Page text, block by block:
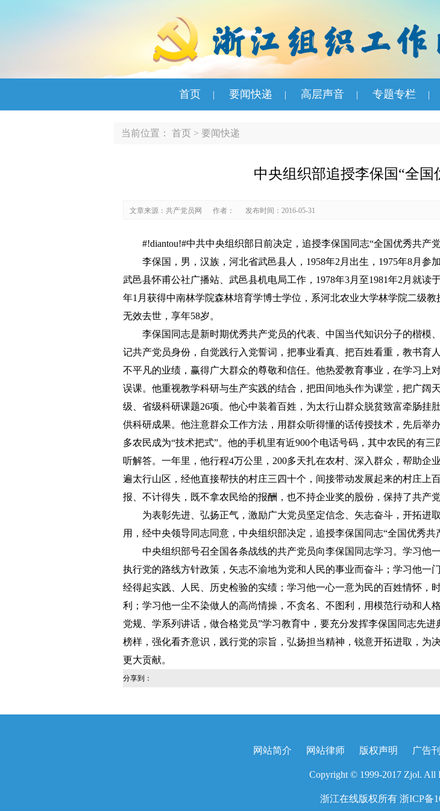
首页 | 要闻快递 | 高层声音 | 专题专栏 |
当前位置： 首页 > 要闻快递
中央组织部追授李保国“全国
文章来源：共产党员网 作者： 发布时间：2016-05-31
#!diantou!#中共中央组织部日前决定，追授李保国同志“全国优秀共产党
李保国，男，汉族，河北省武邑县人，1958年2月出生，1975年8月参
武邑县怀甫公社广播站、武邑县机电局工作，1978年3月至1981年2月就
年1月获得中南林学院森林培育学博士学位，系河北农业大学林学院二级
无效去世，享年58岁。
李保国同志是新时期优秀共产党员的代表、中国当代知识分子的楷模
记共产党员身份，自觉践行入党誓词，把事业看真、把百姓看重，教书育
不平凡的业绩，赢得广大群众的尊敬和信任。他热爱教育事业，在学习上
误课。他重视教学科研与生产实践的结合，把田间地头作为课堂，把广阔
级、省级科研课题26项。他心中装着百姓，为太行山群众脱贫致富牵肠挂
供科研成果。他注意群众工作方法，用群众听得懂的话传授技术，先后举
多农民成为“技术把式”。他的手机里有近900个电话号码，其中农民的有
听解答。一年里，他行程4万公里，200多天扎在农村、深入群众，帮助企
遍太行山区，经他直接帮扶的村庄三四十个，间接带动发展起来的村庄上
报、不计得失，既不拿农民给的报酬，也不持企业奖的股份，保持了共产
为表彰先进、弘扬正气，激励广大党员坚定信念、矢志奋斗，开拓进
用，经中央领导同志同意，中央组织部决定，追授李保国同志“全国优秀共
中央组织部号召全国各条战线的共产党员向李保国同志学习。学习他
执行党的路线方针政策，矢志不渝地为党和人民的事业而奋斗；学习他一
经得起实践、人民、历史检验的实绩；学习他一心一意为民的百姓情怀，
利；学习他一尘不染做人的高尚情操，不贪名、不图利，用模范行动和人
党规、学系列讲话，做合格党员”学习教育中，要充分发挥李保国同志先
榜样，强化看齐意识，践行党的宗旨，弘扬担当精神，锐意开拓进取，为
更大贡献。
分享到：
网站简介 网站律师 版权声明 广告
Copyright © 1999-2017 Zjol. All
浙江在线版权所有 浙ICP备